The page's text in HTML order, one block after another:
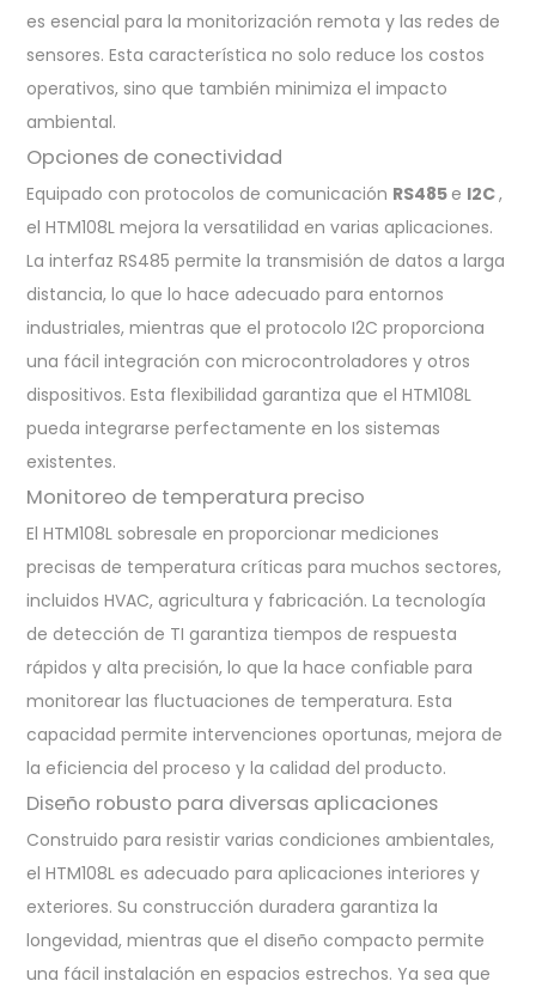
es esencial para la monitorización remota y las redes de
sensores. Esta característica no solo reduce los costos
operativos, sino que también minimiza el impacto
ambiental.
Opciones de conectividad
Equipado con protocolos de comunicación RS485 e I2C,
el HTM108L mejora la versatilidad en varias aplicaciones.
La interfaz RS485 permite la transmisión de datos a larga
distancia, lo que lo hace adecuado para entornos
industriales, mientras que el protocolo I2C proporciona
una fácil integración con microcontroladores y otros
dispositivos. Esta flexibilidad garantiza que el HTM108L
pueda integrarse perfectamente en los sistemas
existentes.
Monitoreo de temperatura preciso
El HTM108L sobresale en proporcionar mediciones
precisas de temperatura críticas para muchos sectores,
incluidos HVAC, agricultura y fabricación. La tecnología
de detección de TI garantiza tiempos de respuesta
rápidos y alta precisión, lo que la hace confiable para
monitorear las fluctuaciones de temperatura. Esta
capacidad permite intervenciones oportunas, mejora de
la eficiencia del proceso y la calidad del producto.
Diseño robusto para diversas aplicaciones
Construido para resistir varias condiciones ambientales,
el HTM108L es adecuado para aplicaciones interiores y
exteriores. Su construcción duradera garantiza la
longevidad, mientras que el diseño compacto permite
una fácil instalación en espacios estrechos. Ya sea que